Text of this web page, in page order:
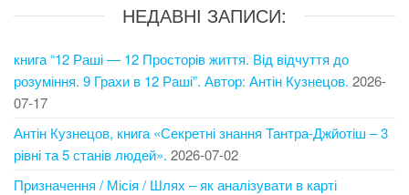
НЕДАВНІ ЗАПИСИ:
книга “12 Раші — 12 Просторів життя. Від відчуття до
розуміння. 9 Грахи в 12 Раші”. Автор: Антін Кузнецов. 2026-
07-17
Антін Кузнецов, книга «Секретні знання Тантра-Джйотіш – 3
рівні та 5 станів людей». 2026-07-02
Призначення / Місія / Шлях – як аналізувати в карті